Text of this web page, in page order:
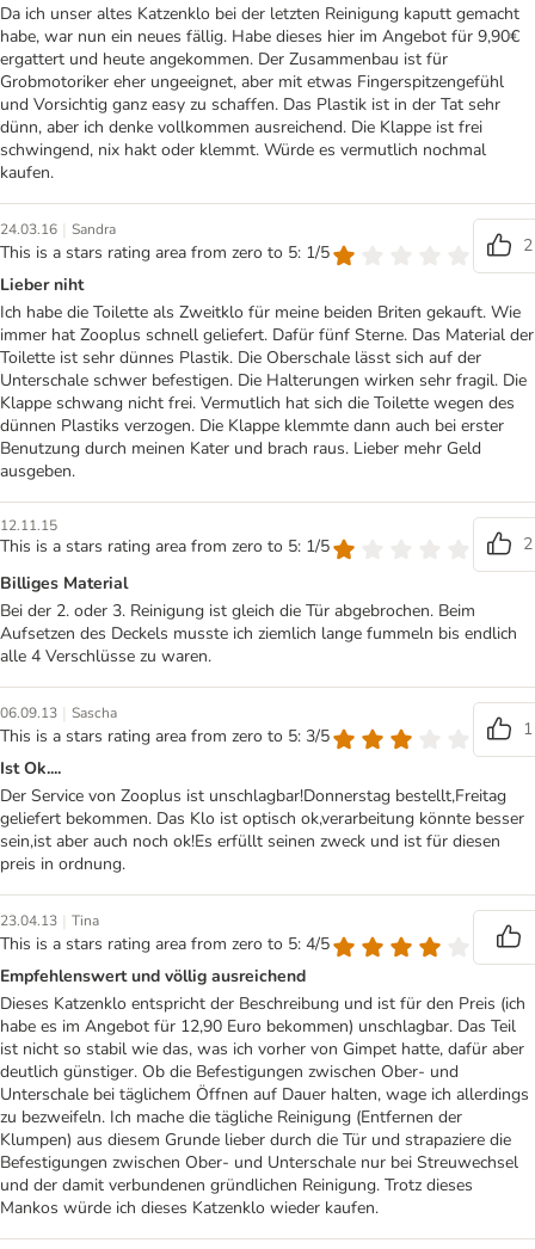
Da ich unser altes Katzenklo bei der letzten Reinigung kaputt gemacht
habe, war nun ein neues fällig. Habe dieses hier im Angebot für 9,90€
ergattert und heute angekommen. Der Zusammenbau ist für
Grobmotoriker eher ungeeignet, aber mit etwas Fingerspitzengefühl
und Vorsichtig ganz easy zu schaffen. Das Plastik ist in der Tat sehr
dünn, aber ich denke vollkommen ausreichend. Die Klappe ist frei
schwingend, nix hakt oder klemmt. Würde es vermutlich nochmal
kaufen.
24.03.16 | Sandra
This is a stars rating area from zero to 5: 1/5
2
Lieber niht
Ich habe die Toilette als Zweitklo für meine beiden Briten gekauft. Wie
immer hat Zooplus schnell geliefert. Dafür fünf Sterne. Das Material der
Toilette ist sehr dünnes Plastik. Die Oberschale lässt sich auf der
Unterschale schwer befestigen. Die Halterungen wirken sehr fragil. Die
Klappe schwang nicht frei. Vermutlich hat sich die Toilette wegen des
dünnen Plastiks verzogen. Die Klappe klemmte dann auch bei erster
Benutzung durch meinen Kater und brach raus. Lieber mehr Geld
ausgeben.
12.11.15
This is a stars rating area from zero to 5: 1/5
2
Billiges Material
Bei der 2. oder 3. Reinigung ist gleich die Tür abgebrochen. Beim
Aufsetzen des Deckels musste ich ziemlich lange fummeln bis endlich
alle 4 Verschlüsse zu waren.
06.09.13 | Sascha
This is a stars rating area from zero to 5: 3/5
1
Ist Ok....
Der Service von Zooplus ist unschlagbar!Donnerstag bestellt,Freitag
geliefert bekommen. Das Klo ist optisch ok,verarbeitung könnte besser
sein,ist aber auch noch ok!Es erfüllt seinen zweck und ist für diesen
preis in ordnung.
23.04.13 | Tina
This is a stars rating area from zero to 5: 4/5
Empfehlenswert und völlig ausreichend
Dieses Katzenklo entspricht der Beschreibung und ist für den Preis (ich
habe es im Angebot für 12,90 Euro bekommen) unschlagbar. Das Teil
ist nicht so stabil wie das, was ich vorher von Gimpet hatte, dafür aber
deutlich günstiger. Ob die Befestigungen zwischen Ober- und
Unterschale bei täglichem Öffnen auf Dauer halten, wage ich allerdings
zu bezweifeln. Ich mache die tägliche Reinigung (Entfernen der
Klumpen) aus diesem Grunde lieber durch die Tür und strapaziere die
Befestigungen zwischen Ober- und Unterschale nur bei Streuwechsel
und der damit verbundenen gründlichen Reinigung. Trotz dieses
Mankos würde ich dieses Katzenklo wieder kaufen.